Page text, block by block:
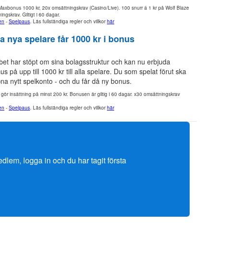
1000 kr, 20x omsättningskrav (Casino/Live). 100 snurr á 1 kr på Wolf Blaze
Giltigt i 60 dagar.
- Spelpaus. Läs fullständiga regler och villkorhär
nya spelare får 1000 kr i bonus
har stöpt om sina bolagsstruktur och kan nu erbjuda
på upp till 1000 kr till alla spelare. Du som spelat förut ska
nytt spelkonto - och du får då ny bonus.
insättning på minst 200 kr. Bonusen är giltig i 60 dagar. x30 omsättningskrav
- Spelpaus. Läs fullständiga regler och villkorhär
logga in och du har tagit första